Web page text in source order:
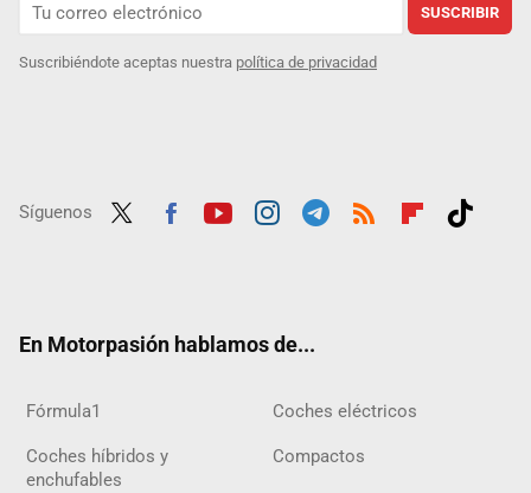
SUSCRIBIR
Suscribiéndote aceptas nuestra política de privacidad
Síguenos
En Motorpasión hablamos de...
Fórmula1 Coches eléctricos
Coches híbridos y
enchufables
Compactos